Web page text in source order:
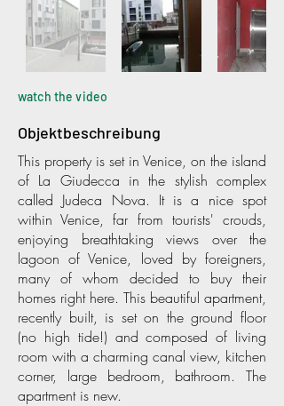
watch the video
Objektbeschreibung
This property is set in Venice, on the island
of La Giudecca in the stylish complex
called Judeca Nova. It is a nice spot
within Venice, far from tourists' crouds,
enjoying breathtaking views over the
lagoon of Venice, loved by foreigners,
many of whom decided to buy their
homes right here. This beautiful apartment,
recently built, is set on the ground floor
(no high tide!) and composed of living
room with a charming canal view, kitchen
corner, large bedroom, bathroom. The
apartment is new.